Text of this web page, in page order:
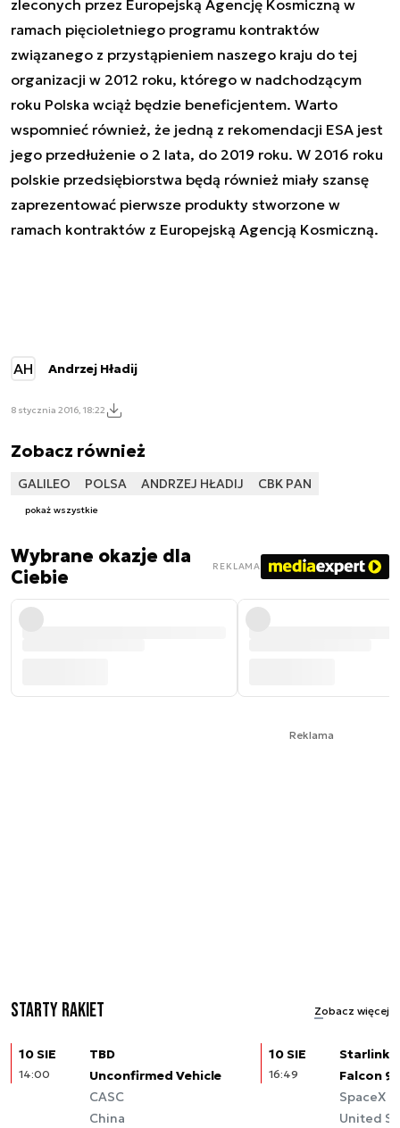
zleconych przez Europejską Agencję Kosmiczną w
ramach pięcioletniego programu kontraktów
związanego z przystąpieniem naszego kraju do tej
organizacji w 2012 roku, którego w nadchodzącym
roku Polska wciąż będzie beneficjentem. Warto
wspomnieć również, że jedną z rekomendacji ESA jest
jego przedłużenie o 2 lata, do 2019 roku. W 2016 roku
polskie przedsiębiorstwa będą również miały szansę
zaprezentować pierwsze produkty stworzone w
ramach kontraktów z Europejską Agencją Kosmiczną.
AH Andrzej Hładij
8 stycznia 2016, 18:22
Zobacz również
GALILEO POLSA ANDRZEJ HŁADIJ CBK PAN
pokaż wszystkie
Wybrane okazje dla
Ciebie
REKLAMA
Reklama
Starty rakiet Zobacz więcej
10 SIE
14:00
TBD
Unconfirmed Vehicle
CASC
China
10 SIE
16:49
Starlink
Falcon 9
SpaceX
United